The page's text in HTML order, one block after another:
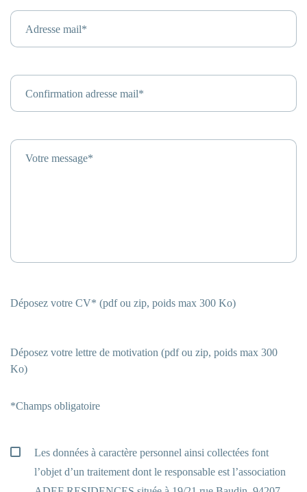
Adresse mail*
Confirmation adresse mail*
Votre message*
Déposez votre CV* (pdf ou zip, poids max 300 Ko)
Déposez votre lettre de motivation (pdf ou zip, poids max 300
Ko)
*Champs obligatoire
Les données à caractère personnel ainsi collectées font
l’objet d’un traitement dont le responsable est l’association